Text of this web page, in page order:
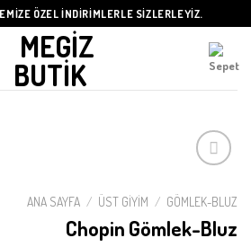
ÖZEL İNDİRİMLERLE SİZLERLEYİZ.
Listeme
ANA SAYFA / ÜST GIYIM / GÖMLEK-BLUZ
Chopin Gömlek-Bluz